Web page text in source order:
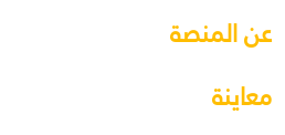
عن المنصة
معاينة